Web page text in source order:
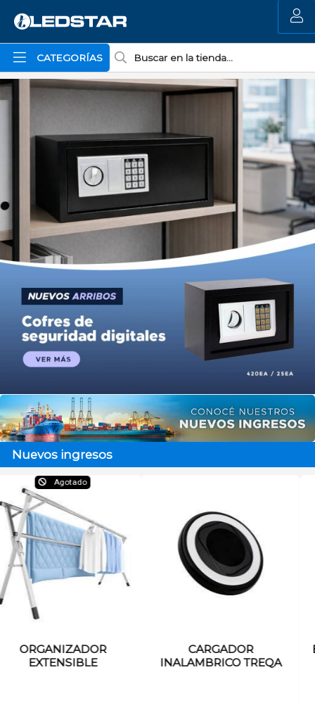
CATEGORÍAS
MI COMPRA
Nuevos ingresos
TREQA
ENCHUFE INTELIGENTE